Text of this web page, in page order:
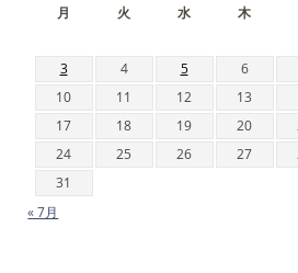
月
火 水 木
3
4 5 6
10
11 12 13
17
18 19 20
24
25 26 27
31
« 7月